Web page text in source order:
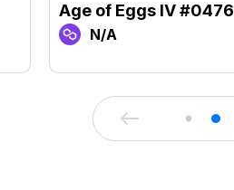
Age of Eggs IV #0476
N/A